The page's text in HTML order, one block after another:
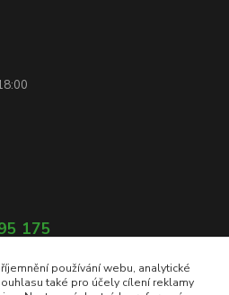
175
používání webu, analytické
také pro účely cílení reklamy